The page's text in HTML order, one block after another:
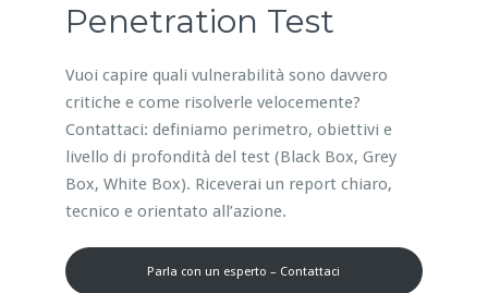
Penetration Test
Vuoi capire quali vulnerabilità sono davvero
critiche e come risolverle velocemente?
Contattaci: definiamo perimetro, obiettivi e
livello di profondità del test (Black Box, Grey
Box, White Box). Riceverai un report chiaro,
tecnico e orientato all’azione.
Parla con un esperto – Contattaci